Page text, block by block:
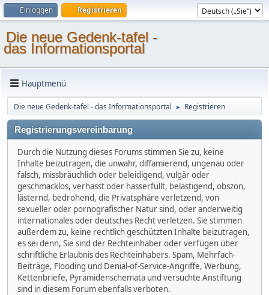
Einloggen Registrieren
Die neue Gedenk-tafel -
das Informationsportal
Hauptmenü
Die neue Gedenk-tafel - das Informationsportal ► Registrieren
Registrierungsvereinbarung
Durch die Nutzung dieses Forums stimmen Sie zu, keine
Inhalte beizutragen, die unwahr, diffamierend, ungenau oder
falsch, missbräuchlich oder beleidigend, vulgär oder
geschmacklos, verhasst oder hasserfüllt, belästigend, obszön,
lästernd, bedrohend, die Privatsphäre verletzend, von
sexueller oder pornografischer Natur sind, oder anderweitig
internationales oder deutsches Recht verletzen. Sie stimmen
außerdem zu, keine rechtlich geschützten Inhalte beizutragen,
es sei denn, Sie sind der Rechteinhaber oder verfügen über
schriftliche Erlaubnis des Rechteinhabers. Spam, Mehrfach-
Beiträge, Flooding und Denial-of-Service-Angriffe, Werbung,
Kettenbriefe, Pyramidenschemata und versuchte Anstiftung
sind in diesem Forum ebenfalls verboten.